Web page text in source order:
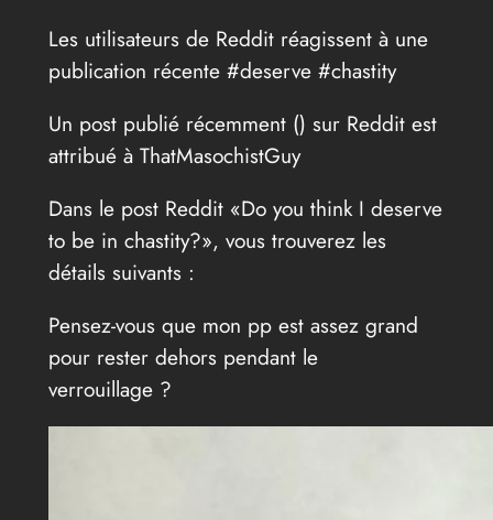
Les utilisateurs de Reddit réagissent à une
publication récente #deserve #chastity
Un post publié récemment () sur Reddit est
attribué à ThatMasochistGuy
Dans le post Reddit «Do you think I deserve
to be in chastity?», vous trouverez les
détails suivants :
Pensez-vous que mon pp est assez grand
pour rester dehors pendant le
verrouillage ?